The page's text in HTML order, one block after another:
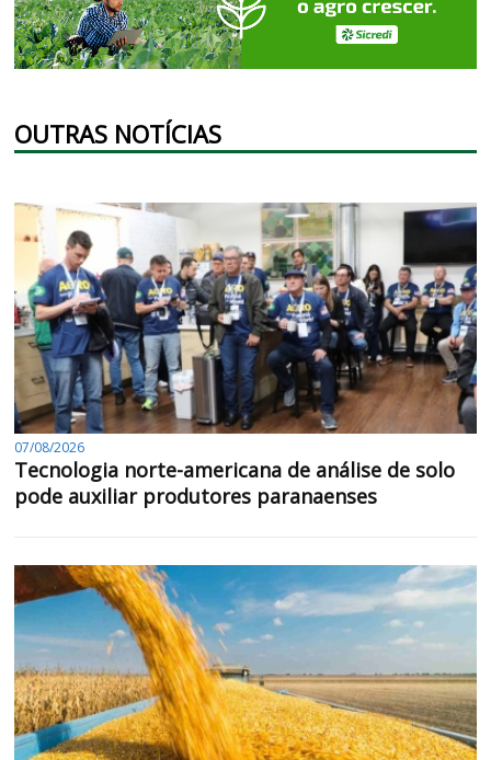
OUTRAS NOTÍCIAS
07/08/2026
Tecnologia norte-americana de análise de solo
pode auxiliar produtores paranaenses